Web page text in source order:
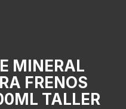
MINERAL
FRENOS
TALLER